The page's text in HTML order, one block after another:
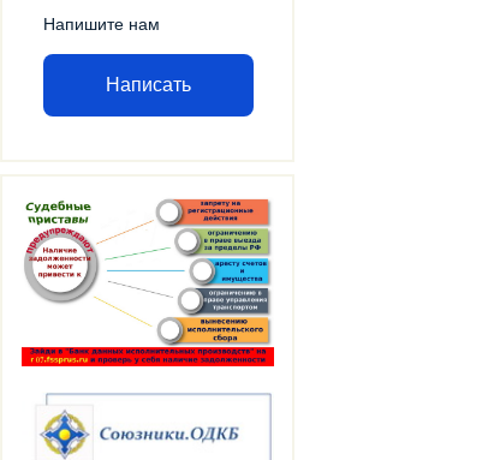
Напишите нам
Написать